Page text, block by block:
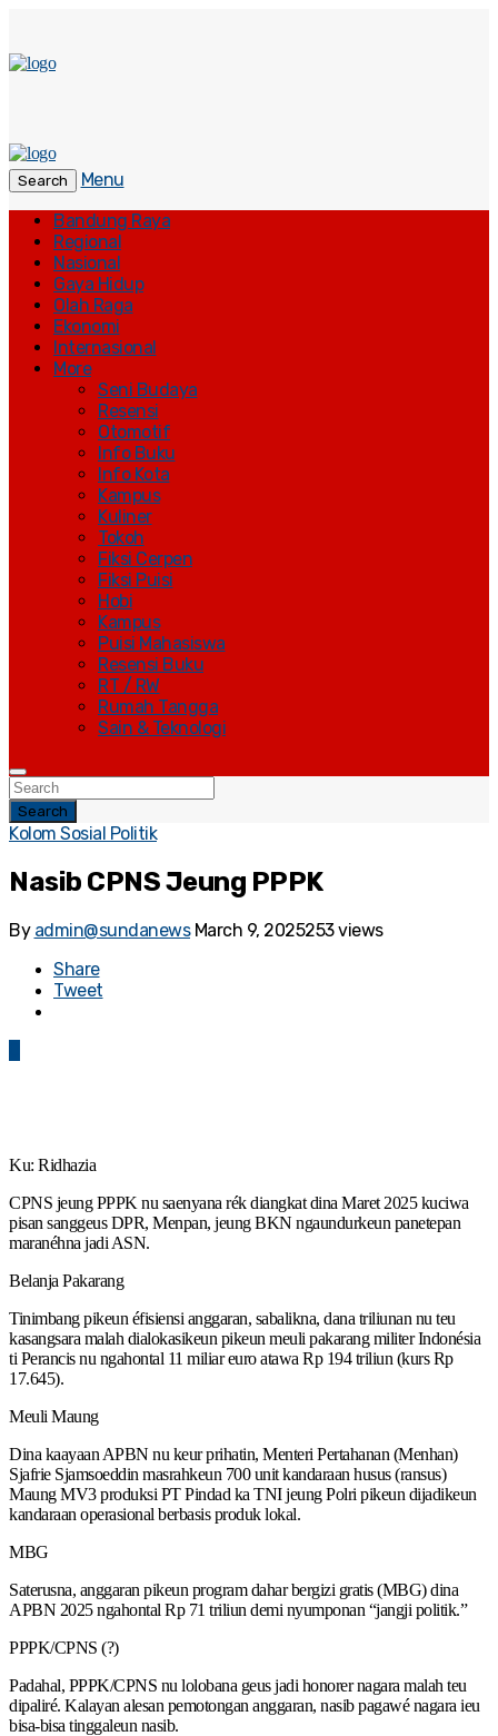
Search
Menu
Bandung Raya
Regional
Nasional
Gaya Hidup
Olah Raga
Ekonomi
Internasional
More
Seni Budaya
Resensi
Otomotif
Info Buku
Info Kota
Kampus
Kuliner
Tokoh
Fiksi Cerpen
Fiksi Puisi
Hobi
Kampus
Puisi Mahasiswa
Resensi Buku
RT / RW
Rumah Tangga
Sain & Teknologi
Search
Kolom Sosial Politik
Nasib CPNS Jeung PPPK
By admin@sundanews March 9, 2025253 views
Share
Tweet
Ku: Ridhazia
CPNS jeung PPPK nu saenyana rék diangkat dina Maret 2025 kuciwa
pisan sanggeus DPR, Menpan, jeung BKN ngaundurkeun panetepan
maranéhna jadi ASN.
Belanja Pakarang
Tinimbang pikeun éfisiensi anggaran, sabalikna, dana triliunan nu teu
kasangsara malah dialokasikeun pikeun meuli pakarang militer Indonésia
ti Perancis nu ngahontal 11 miliar euro atawa Rp 194 triliun (kurs Rp
17.645).
Meuli Maung
Dina kaayaan APBN nu keur prihatin, Menteri Pertahanan (Menhan)
Sjafrie Sjamsoeddin masrahkeun 700 unit kandaraan husus (ransus)
Maung MV3 produksi PT Pindad ka TNI jeung Polri pikeun dijadikeun
kandaraan operasional berbasis produk lokal.
MBG
Saterusna, anggaran pikeun program dahar bergizi gratis (MBG) dina
APBN 2025 ngahontal Rp 71 triliun demi nyumponan “jangji politik.”
PPPK/CPNS (?)
Padahal, PPPK/CPNS nu lolobana geus jadi honorer nagara malah teu
dipaliré. Kalayan alesan pemotongan anggaran, nasib pagawé nagara ieu
bisa-bisa tinggaleun nasib.